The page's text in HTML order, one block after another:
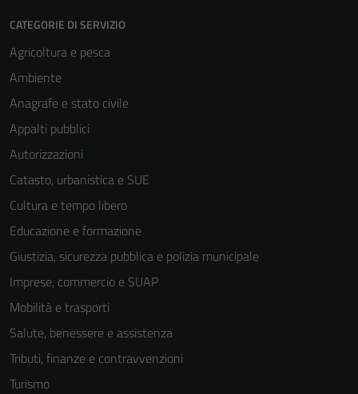
CATEGORIE DI SERVIZIO
Agricoltura e pesca
Ambiente
Anagrafe e stato civile
Appalti pubblici
Autorizzazioni
Catasto, urbanistica e SUE
Cultura e tempo libero
Educazione e formazione
Giustizia, sicurezza pubblica e polizia municipale
Imprese, commercio e SUAP
Mobilità e trasporti
Salute, benessere e assistenza
Tributi, finanze e contravvenzioni
Turismo